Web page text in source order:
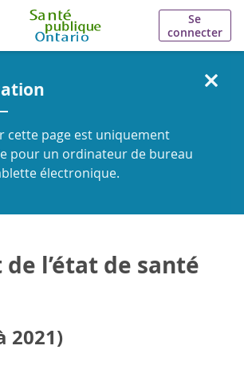
Se
connecter
cette page est uniquement
pour un ordinateur de bureau
électronique.
de l’état de santé
2021)